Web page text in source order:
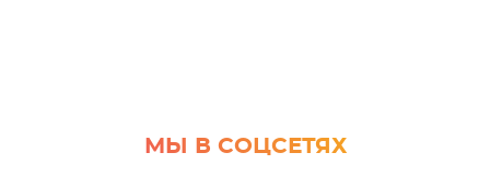
МЫ В СОЦСЕТЯХ